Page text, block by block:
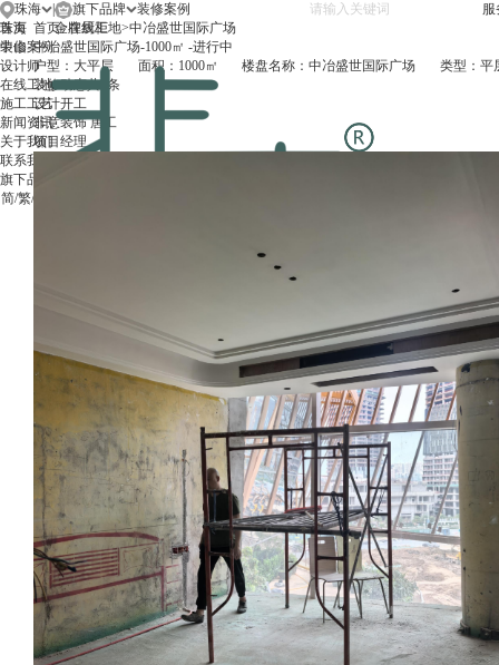
珠海
珠海
中山
旗下品牌
金牌厨柜
服
首页
装修案例
设计师
在线工地
施工工艺
新闻资讯
关于我们
联系我们
旗下品牌
简/繁/
首页>在线工地>中冶盛世国际广场
中冶盛世国际广场-1000㎡ -进行中
户型： 大平层 面积： 1000㎡ 楼盘名称：中冶盛世国际广场 类型： 平
装修动态共 条
设计开工
非意装饰 唐工
项目经理